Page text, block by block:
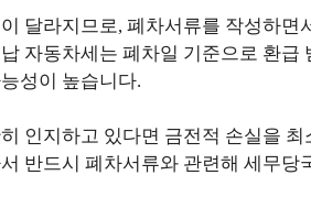
달라지므로, 폐차서류를 작성하면
자동차세는 폐차일 기준으로 환급
성이 높습니다.
인지하고 있다면 금전적 손실을 최
반드시 폐차서류와 관련해 세무당